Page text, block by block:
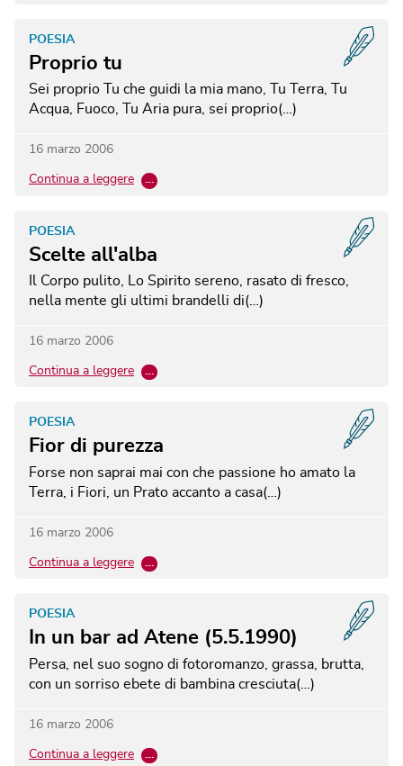
Proprio tu
POESIA
Sei proprio Tu che guidi la mia mano, Tu Terra, Tu
Acqua, Fuoco, Tu Aria pura, sei proprio(…)
16 marzo 2006
Continua a leggere …
Scelte all'alba
POESIA
Il Corpo pulito, Lo Spirito sereno, rasato di fresco,
nella mente gli ultimi brandelli di(…)
16 marzo 2006
Continua a leggere …
Fior di purezza
POESIA
Forse non saprai mai con che passione ho amato la
Terra, i Fiori, un Prato accanto a casa(…)
16 marzo 2006
Continua a leggere …
In un bar ad Atene (5.5.1990)
POESIA
Persa, nel suo sogno di fotoromanzo, grassa, brutta,
con un sorriso ebete di bambina cresciuta(…)
16 marzo 2006
Continua a leggere …